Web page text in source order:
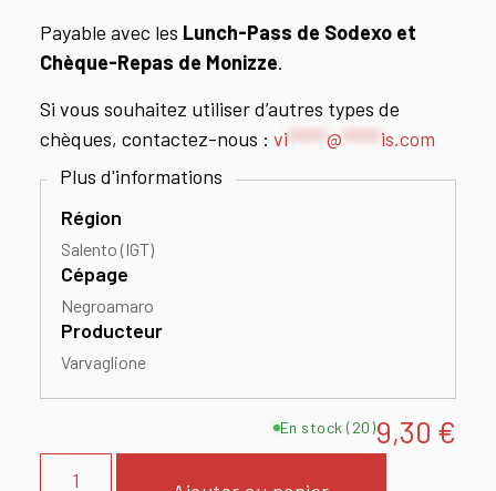
Payable avec les Lunch-Pass de Sodexo et
Chèque-Repas de Monizze.
Si vous souhaitez utiliser d’autres types de
chèques, contactez-nous : vi *****@ ***** is.com
Région
Salento (IGT)
Cépage
Negroamaro
Producteur
Varvaglione
9,30 €
En stock (20)